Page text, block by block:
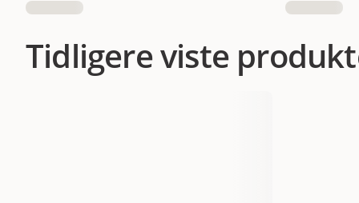
Tidligere viste